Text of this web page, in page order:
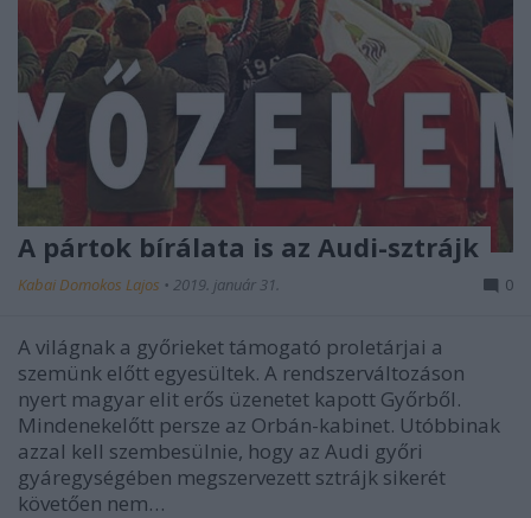
A pártok bírálata is az Audi-sztrájk
Kabai Domokos Lajos • 2019. január 31. 0
A világnak a győrieket támogató proletárjai a
szemünk előtt egyesültek. A rendszerváltozáson
nyert magyar elit erős üzenetet kapott Győrből.
Mindenekelőtt persze az Orbán-kabinet. Utóbbinak
azzal kell szembesülnie, hogy az Audi győri
gyáregységében megszervezett sztrájk sikerét
követően nem…